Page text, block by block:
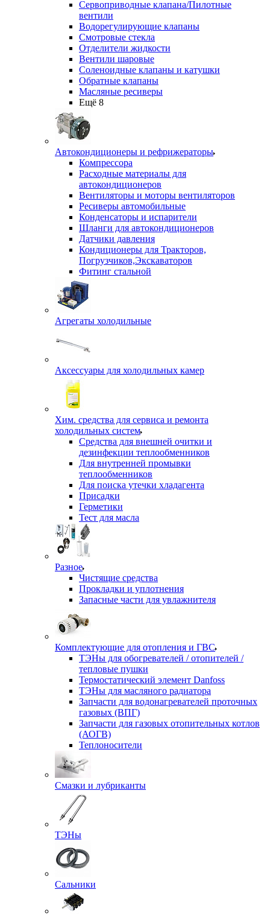
Сервоприводные клапана/Пилотные
вентили
Водорегулирующие клапаны
Смотровые стекла
Отделители жидкости
Вентили шаровые
Соленоидные клапаны и катушки
Обратные клапаны
Масляные ресиверы
Ещё 8
Автокондиционеры и рефрижераторы
Компрессора
Расходные материалы для
автокондиционеров
Вентиляторы и моторы вентиляторов
Ресиверы автомобильные
Конденсаторы и испарители
Шланги для автокондиционеров
Датчики давления
Кондиционеры для Тракторов,
Погрузчиков,Экскаваторов
Фитинг стальной
Агрегаты холодильные
Аксессуары для холодильных камер
Хим. средства для сервиса и ремонта
холодильных систем
Средства для внешней очитки и
дезинфекции теплообменников
Для внутренней промывки
теплообменников
Для поиска утечки хладагента
Присадки
Герметики
Тест для масла
Разное
Чистящие средства
Прокладки и уплотнения
Запасные части для увлажнителя
Комплектующие для отопления и ГВС
ТЭНы для обогревателей / отопителей /
тепловые пушки
Термостатический элемент Danfoss
ТЭНы для масляного радиатора
Запчасти для водонагревателей проточных
газовых (ВПГ)
Запчасти для газовых отопительных котлов
(АОГВ)
Теплоносители
Смазки и лубриканты
ТЭНы
Сальники